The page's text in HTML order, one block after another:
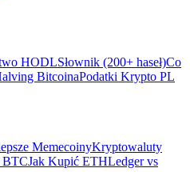
HODLSłownik (200+ haseł)Co
BitcoinaPodatki Krypto PL
MemecoinyKryptowaluty
BTCJak Kupić ETHLedger vs